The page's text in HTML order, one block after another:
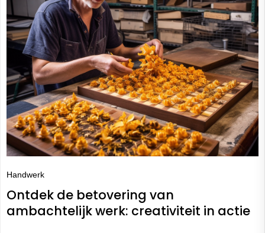
Handwerk
Ontdek de betovering van
ambachtelijk werk: creativiteit in actie